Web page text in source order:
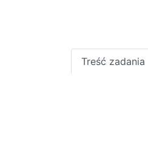
Treść zadania